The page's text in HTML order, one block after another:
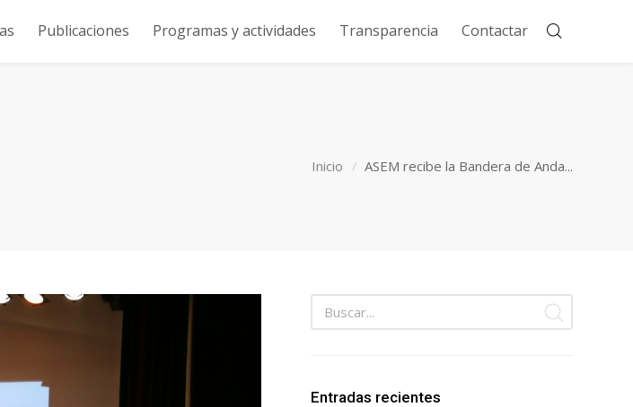
Publicaciones Programas y actividades Transparencia Contactar
Inicio ASEM recibe la Bandera de Anda...
Entradas recientes